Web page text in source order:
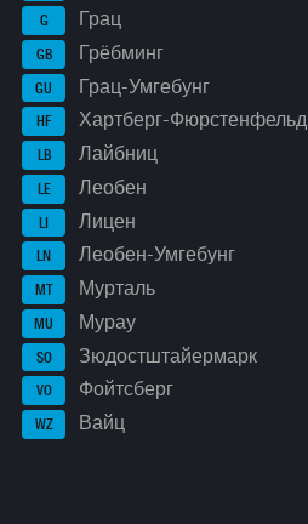
G Грац
GB Грёбминг
GU Грац-Умгебунг
HF Хартберг-Фюрстенфельд
LB Лайбниц
LE Леобен
LI Лицен
LN Леобен-Умгебунг
MT Мурталь
MU Мурау
SO Зюдостштайермарк
VO Фойтсберг
WZ Вайц